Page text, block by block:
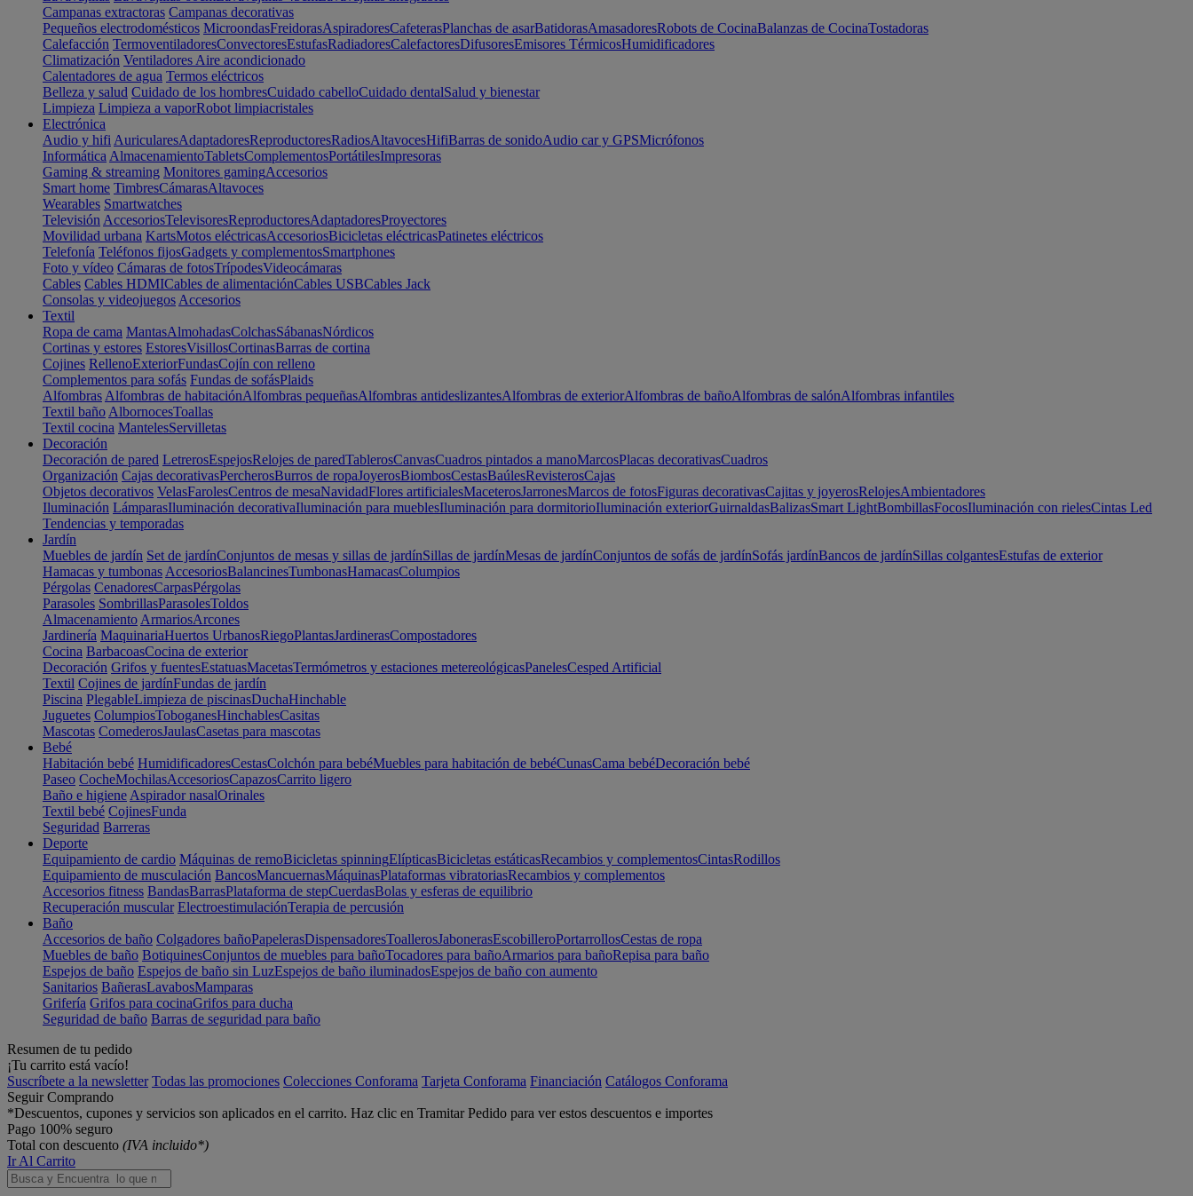
Campanas extractoras Campanas decorativas
Pequeños electrodomésticos MicroondasFreidorasAspiradoresCafeterasPlanchas de asarBatidorasAmasadoresRobots de CocinaBalanzas de CocinaTostadoras
Calefacción TermoventiladoresConvectoresEstufasRadiadoresCalefactoresDifusoresEmisores TérmicosHumidificadores
Climatización Ventiladores Aire acondicionado
Calentadores de agua Termos eléctricos
Belleza y salud Cuidado de los hombresCuidado cabelloCuidado dentalSalud y bienestar
Limpieza Limpieza a vaporRobot limpiacristales
Electrónica
Audio y hifi AuricularesAdaptadoresReproductoresRadiosAltavocesHifiBarras de sonidoAudio car y GPSMicrófonos
Informática AlmacenamientoTabletsComplementosPortátilesImpresoras
Gaming & streaming Monitores gamingAccesorios
Smart home TimbresCámarasAltavoces
Wearables Smartwatches
Televisión AccesoriosTelevisoresReproductoresAdaptadoresProyectores
Movilidad urbana KartsMotos eléctricasAccesoriosBicicletas eléctricasPatinetes eléctricos
Telefonía Teléfonos fijosGadgets y complementosSmartphones
Foto y vídeo Cámaras de fotosTrípodesVideocámaras
Cables Cables HDMICables de alimentaciónCables USBCables Jack
Consolas y videojuegos Accesorios
Textil
Ropa de cama MantasAlmohadasColchasSábanasNórdicos
Cortinas y estores EstoresVisillosCortinasBarras de cortina
Cojines RellenoExteriorFundasCojín con relleno
Complementos para sofás Fundas de sofásPlaids
Alfombras Alfombras de habitaciónAlfombras pequeñasAlfombras antideslizantesAlfombras de exteriorAlfombras de bañoAlfombras de salónAlfombras infantiles
Textil baño AlbornocesToallas
Textil cocina MantelesServilletas
Decoración
Decoración de pared LetrerosEspejosRelojes de paredTablerosCanvasCuadros pintados a manoMarcosPlacas decorativasCuadros
Organización Cajas decorativasPercherosBurros de ropaJoyerosBiombosCestasBaúlesRevisterosCajas
Objetos decorativos VelasFarolesCentros de mesaNavidadFlores artificialesMaceterosJarronesMarcos de fotosFiguras decorativasCajitas y joyerosRelojesAmbientadores
Iluminación LámparasIluminación decorativaIluminación para mueblesIluminación para dormitorioIluminación exteriorGuirnaldasBalizasSmart LightBombillasFocosIluminación con rielesCintas Led
Tendencias y temporadas
Jardín
Muebles de jardín Set de jardínConjuntos de mesas y sillas de jardínSillas de jardínMesas de jardínConjuntos de sofás de jardínSofás jardínBancos de jardínSillas colgantesEstufas de exterior
Hamacas y tumbonas AccesoriosBalancinesTumbonasHamacasColumpios
Pérgolas CenadoresCarpasPérgolas
Parasoles SombrillasParasolesToldos
Almacenamiento ArmariosArcones
Jardinería MaquinariaHuertos UrbanosRiegoPlantasJardinerasCompostadores
Cocina BarbacoasCocina de exterior
Decoración Grifos y fuentesEstatuasMacetasTermómetros y estaciones metereológicasPanelesCesped Artificial
Textil Cojines de jardínFundas de jardín
Piscina PlegableLimpieza de piscinasDuchaHinchable
Juguetes ColumpiosToboganesHinchablesCasitas
Mascotas ComederosJaulasCasetas para mascotas
Bebé
Habitación bebé HumidificadoresCestasColchón para bebéMuebles para habitación de bebéCunasCama bebéDecoración bebé
Paseo CocheMochilasAccesoriosCapazosCarrito ligero
Baño e higiene Aspirador nasalOrinales
Textil bebé CojinesFunda
Seguridad Barreras
Deporte
Equipamiento de cardio Máquinas de remoBicicletas spinningElípticasBicicletas estáticasRecambios y complementosCintasRodillos
Equipamiento de musculación BancosMancuernasMáquinasPlataformas vibratoriasRecambios y complementos
Accesorios fitness BandasBarrasPlataforma de stepCuerdasBolas y esferas de equilibrio
Recuperación muscular ElectroestimulaciónTerapia de percusión
Baño
Accesorios de baño Colgadores bañoPapelerasDispensadoresToallerosJabonerasEscobilleroPortarrollosCestas de ropa
Muebles de baño BotiquinesConjuntos de muebles para bañoTocadores para bañoArmarios para bañoRepisa para baño
Espejos de baño Espejos de baño sin LuzEspejos de baño iluminadosEspejos de baño con aumento
Sanitarios BañerasLavabosMamparas
Grifería Grifos para cocinaGrifos para ducha
Seguridad de baño Barras de seguridad para baño
Resumen de tu pedido
¡Tu carrito está vacío!
Suscríbete a la newsletter Todas las promociones Colecciones Conforama Tarjeta Conforama Financiación Catálogos Conforama
Seguir Comprando
*Descuentos, cupones y servicios son aplicados en el carrito. Haz clic en Tramitar Pedido para ver estos descuentos e importes
Pago 100% seguro
Total con descuento (IVA incluido*)
Ir Al Carrito